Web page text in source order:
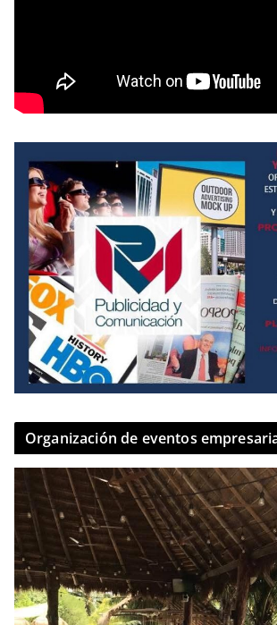
Organización de eventos